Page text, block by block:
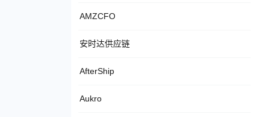
AMZCFO
安时达供应链
AfterShip
Aukro